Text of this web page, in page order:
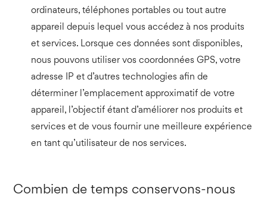
ordinateurs, téléphones portables ou tout autre
appareil depuis lequel vous accédez à nos produits
et services. Lorsque ces données sont disponibles,
nous pouvons utiliser vos coordonnées GPS, votre
adresse IP et d’autres technologies afin de
déterminer l’emplacement approximatif de votre
appareil, l’objectif étant d’améliorer nos produits et
services et de vous fournir une meilleure expérience
en tant qu’utilisateur de nos services.
Combien de temps conservons-nous